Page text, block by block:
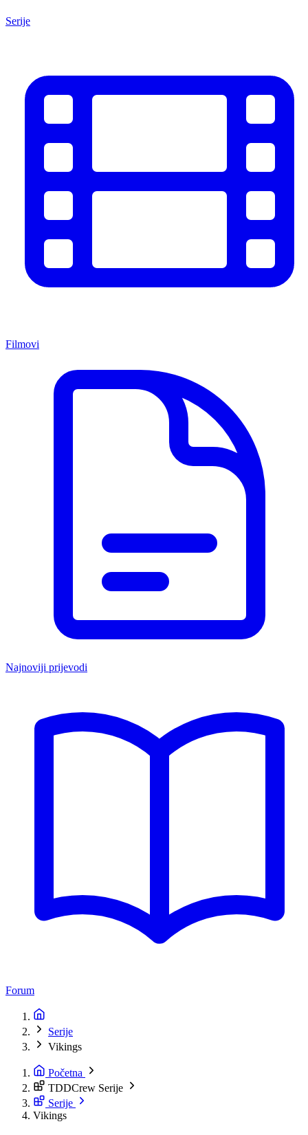
Serije
Filmovi
Najnoviji prijevodi
Forum
Serije
Vikings
Početna
TDDCrew Serije
Serije
Vikings